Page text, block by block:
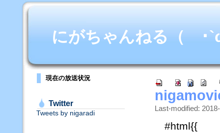
にがちゃんねる（ ･
現在の放送状況
Twitter
Tweets by nigaradi
Last-modified:
#html{{